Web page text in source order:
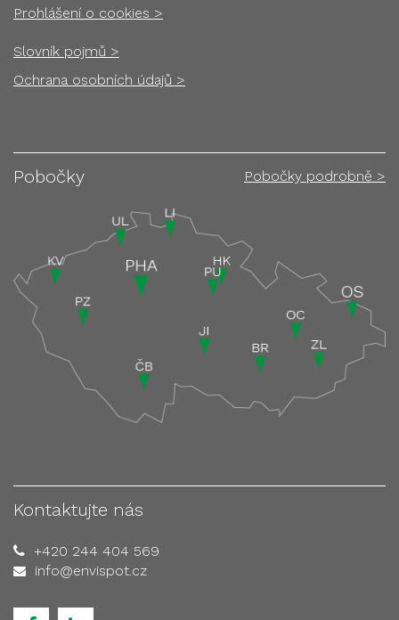
Prohlášení o cookies >
Slovník pojmů >
Ochrana osobních údajů >
Pobočky Pobočky podrobně >
Kontaktujte nás
+420 244 404 569
info@envispot.cz